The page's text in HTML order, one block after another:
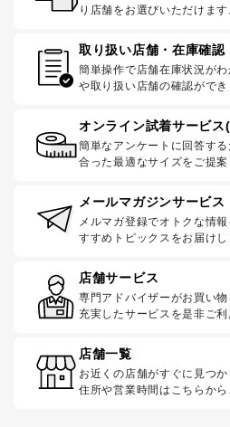
り店舗をお選びいただけます
取り扱い店舗・在庫確認
簡単操作で店舗在庫状況が
や取り扱い店舗の確認ができ
オンライン試着サービス
簡単なアンケートに回答す
合った最適なサイズをご提案
メールマガジンサービス
メルマガ登録でオトクな情
すすめトピックスをお届けし
店舗サービス
専門アドバイザーがお買い物
充実したサービスを是非ご利
店舗一覧
お近くの店舗がすぐに見つか
住所や営業時間はこちらから